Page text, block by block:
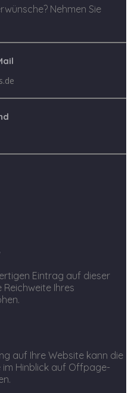
Nehmen Sie
Eintrag auf dieser
Reichweite Ihres
auf Ihre Website kann die
Hinblick auf Offpage-